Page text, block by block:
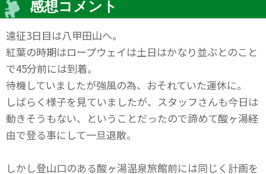
感想コメント
遠征3日目は八甲田山へ。
紅葉の時期はロープウェイは土日はかなり並ぶとのこと
で45分前には到着。
待機していましたが強風の為、おそれていた運休に。
しばらく様子を見ていましたが、スタッフさんも今日は
動きそうもない、ということだったので諦めて酸ヶ湯経
由で登る事にして一旦退散。
しかし登山口のある酸ヶ湯温泉旅館前には同じく計画を